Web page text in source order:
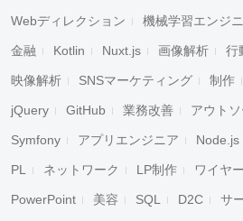
Webディレクション 機械学習エンジ
金融 Kotlin Nuxt.js 画像解析 行
映像解析 SNSマーケティング 制作
jQuery GitHub 業務改善 アウト
Symfony アプリエンジニア Node.js
PL ネットワーク LP制作 ワイヤ
PowerPoint 美容 SQL D2C サ